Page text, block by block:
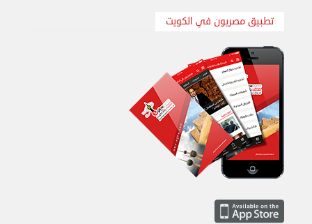
الإثنين 26 أغسطس 2024 11:31 ص
تطبيق مصريون في الكويت